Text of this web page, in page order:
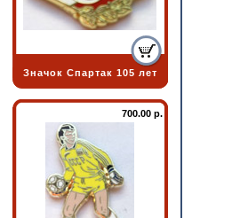
Значок Спартак 105 лет
700.00 р.